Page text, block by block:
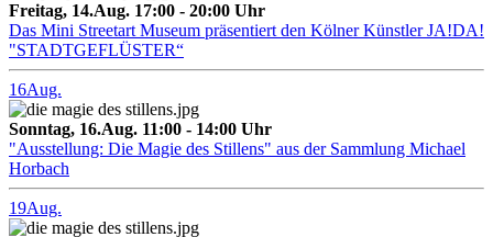
Freitag, 14.Aug. 17:00 - 20:00 Uhr
Das Mini Streetart Museum präsentiert den Kölner Künstler JA!DA!
"STADTGEFLÜSTER“
16Aug.
Sonntag, 16.Aug. 11:00 - 14:00 Uhr
"Ausstellung: Die Magie des Stillens" aus der Sammlung Michael
Horbach
19Aug.